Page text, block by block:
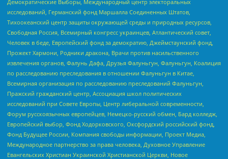
Демократические Выборы, Международный центр электоральных
исследований, Германский фонд Маршалла Соединенных Штатов,
Тихоокеанский центр защиты окружающей среды и природных ресурсов,
Свободная Россия, Всемирный конгресс украинцев, Атлантический совет,
Человек в беде, Европейский фонд за демократию, Джеймстаунский фонд,
Прожект Хармони, Родники дракона, Врачи против насильственного
извлечения органов, Фалунь Дафа, Друзья Фалуньгун, Фалуньгун, Коалиция
по расследованию преследования в отношении Фалуньгун в Китае,
Всемирная организация по расследованию преследований Фалуньгун,
Пражский гражданский центр, Ассоциация школ политических
исследований при Совете Европы, Центр либеральной современности,
Форум русскоязычных европейцев, Немецко-русский обмен, Бард колледж,
Европейский выбор, Фонд Ходорковского, Оксфордский российский фонд,
Фонд Будущее России, Компания свободы информации, Проект Медиа,
Международное партнерство за права человека, Духовное Управление
Евангельских Христиан Украинской Христианской Церкви, Новое